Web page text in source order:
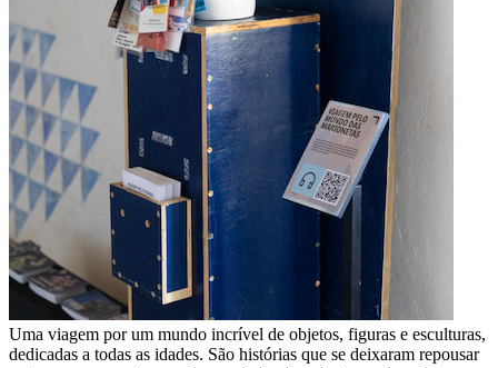
Uma viagem por um mundo incrível de objetos, figuras e esculturas,
dedicadas a todas as idades. São histórias que se deixaram repousar